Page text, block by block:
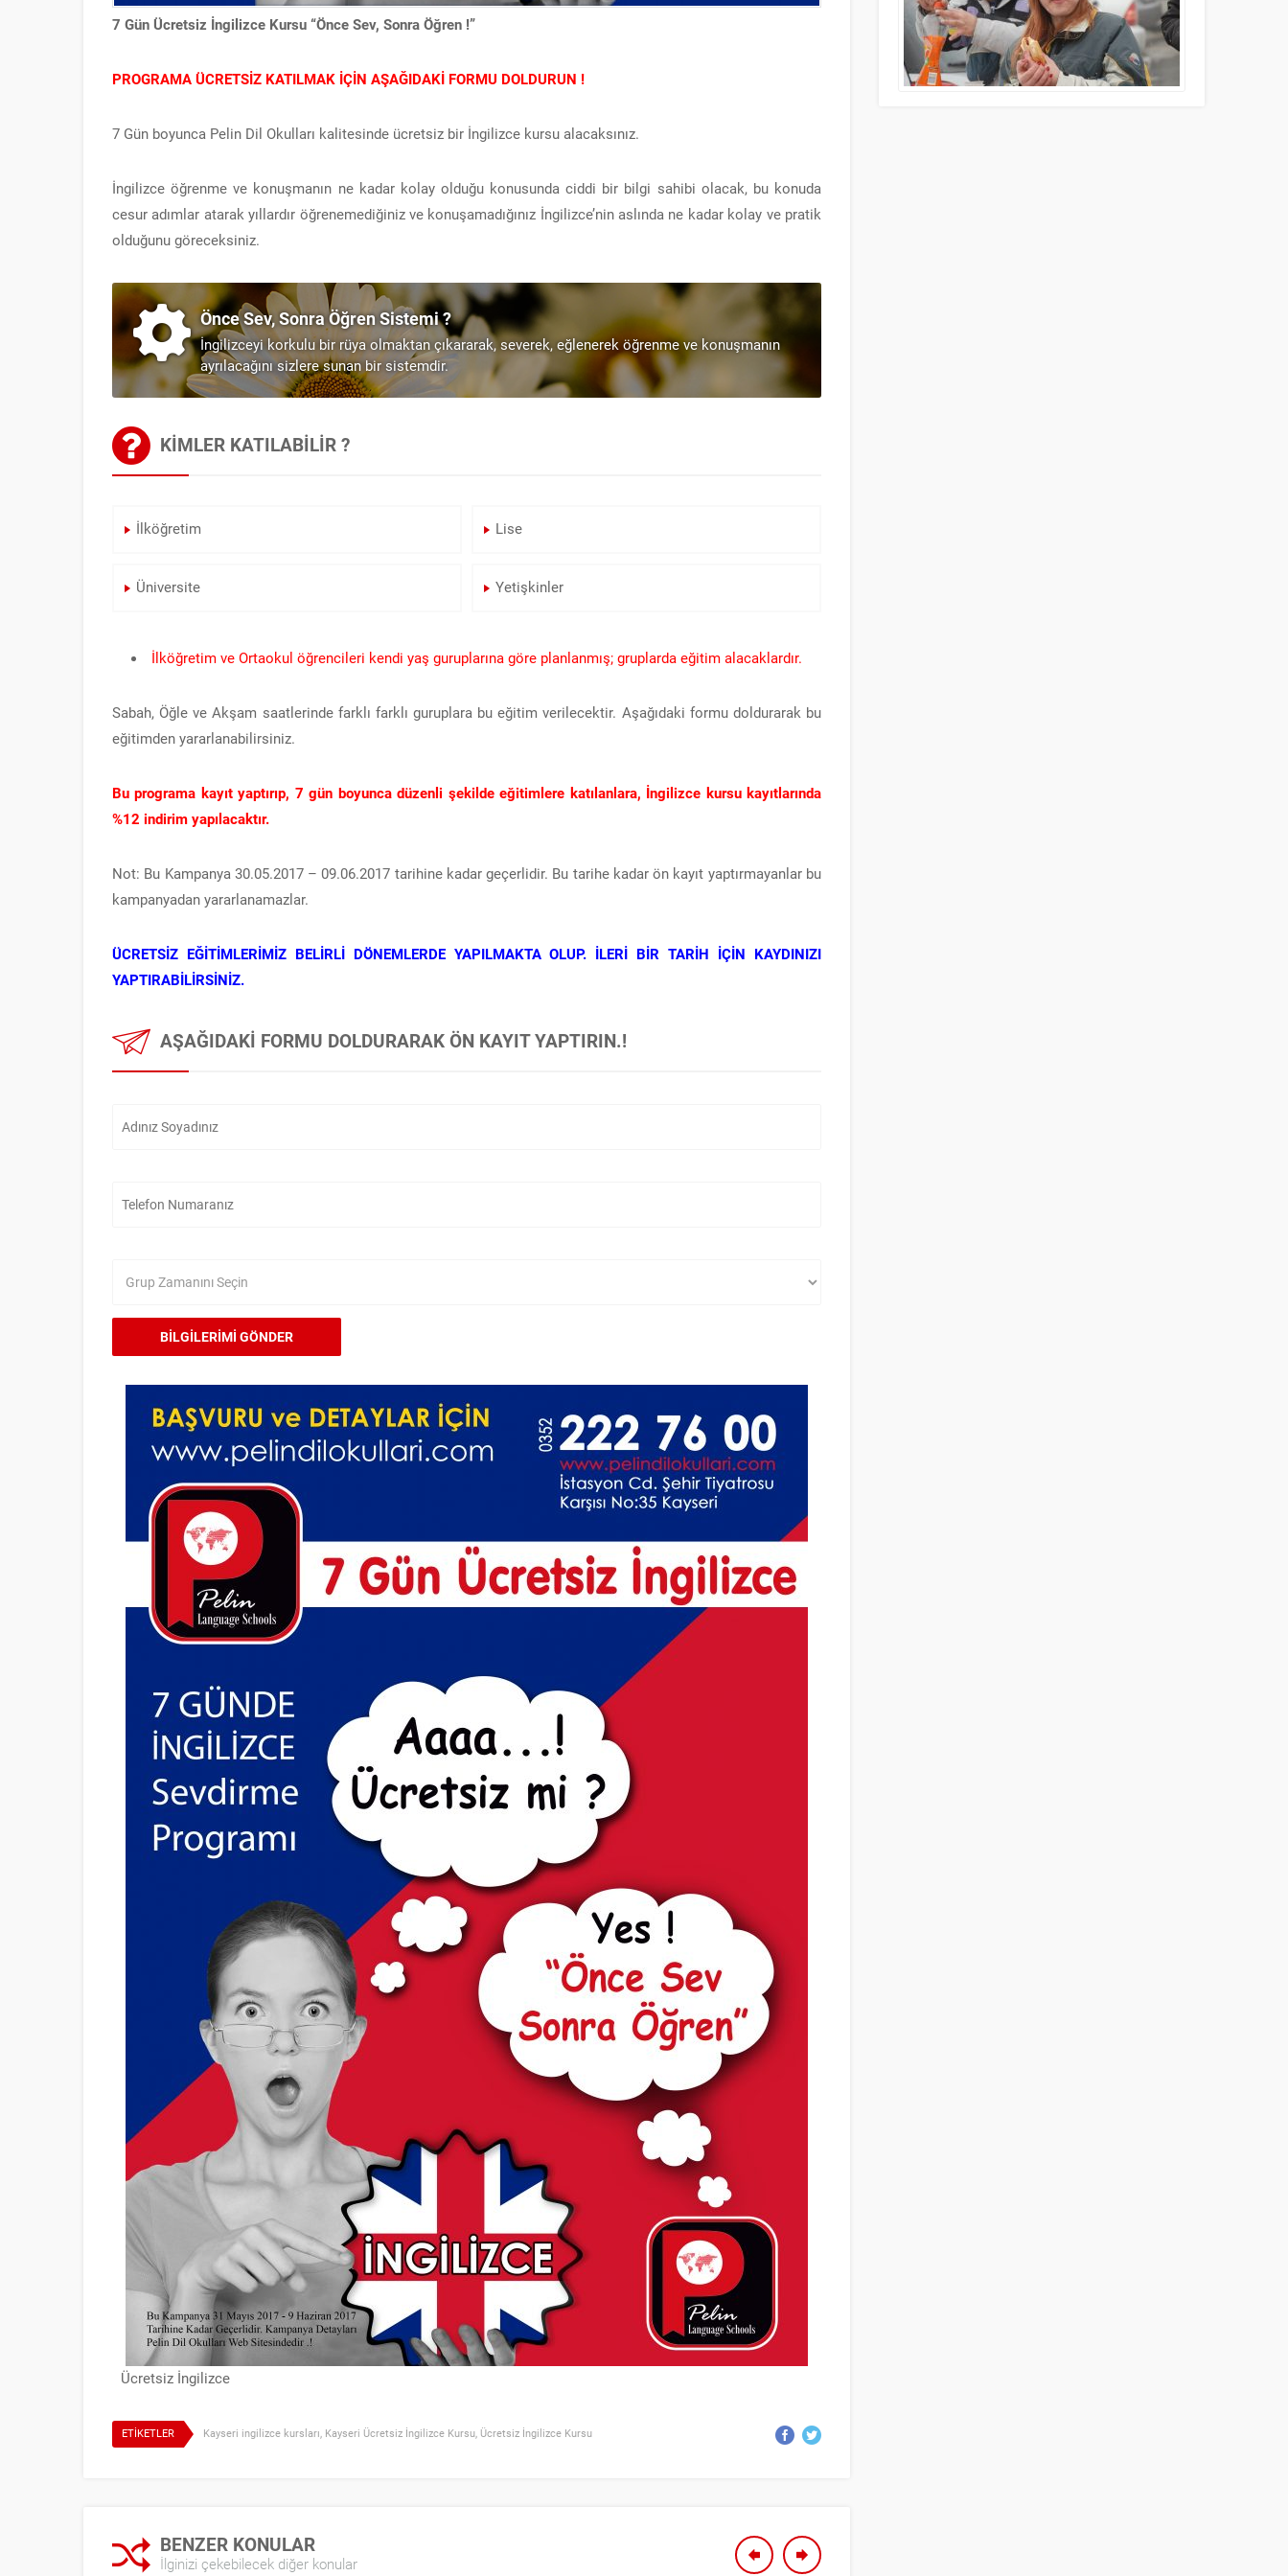
7 Gün Ücretsiz İngilizce Kursu “Önce Sev, Sonra Öğren !”
PROGRAMA ÜCRETSİZ KATILMAK İÇİN AŞAĞIDAKİ FORMU DOLDURUN !
7 Gün boyunca Pelin Dil Okulları kalitesinde ücretsiz bir İngilizce kursu alacaksınız.
İngilizce öğrenme ve konuşmanın ne kadar kolay olduğu konusunda ciddi bir bilgi sahibi olacak, bu konuda
cesur adımlar atarak yıllardır öğrenemediğiniz ve konuşamadığınız İngilizce’nin aslında ne kadar kolay ve pratik
olduğunu göreceksiniz.
Önce Sev, Sonra Öğren Sistemi ?
İngilizceyi korkulu bir rüya olmaktan çıkararak, severek, eğlenerek öğrenme ve konuşmanın
ayrılacağını sizlere sunan bir sistemdir.
KIMLER KATILABILIR ?
İlköğretim Lise
Üniversite Yetişkinler
İlköğretim ve Ortaokul öğrencileri kendi yaş guruplarına göre planlanmış; gruplarda eğitim alacaklardır.
Sabah, Öğle ve Akşam saatlerinde farklı farklı guruplara bu eğitim verilecektir. Aşağıdaki formu doldurarak bu
eğitimden yararlanabilirsiniz.
Bu programa kayıt yaptırıp, 7 gün boyunca düzenli şekilde eğitimlere katılanlara, İngilizce kursu kayıtlarında
%12 indirim yapılacaktır.
Not: Bu Kampanya 30.05.2017 – 09.06.2017 tarihine kadar geçerlidir. Bu tarihe kadar ön kayıt yaptırmayanlar bu
kampanyadan yararlanamazlar.
ÜCRETSİZ EĞİTİMLERİMİZ BELİRLİ DÖNEMLERDE YAPILMAKTA OLUP. İLERİ BİR TARİH İÇİN KAYDINIZI
YAPTIRABİLİRSİNİZ.
AŞAĞIDAKI FORMU DOLDURARAK ÖN KAYIT YAPTIRIN.!
Ücretsiz İngilizce
ETİKETLER Kayseri ingilizce kursları, Kayseri Ücretsiz İngilizce Kursu, Ücretsiz İngilizce Kursu
BENZER KONULAR
İlginizi çekebilecek diğer konular